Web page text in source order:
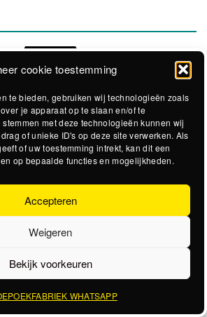
cookie toestemming
te bieden, gebruiken wij technologieën zoals
je apparaat op te slaan en/of te
met deze technologieën kunnen wij
of unieke ID's op deze site verwerken. Als
of uw toestemming intrekt, kan dit een
op bepaalde functies en mogelijkheden.
Accepteren
Weigeren
Bekijk voorkeuren
WHATSAPP